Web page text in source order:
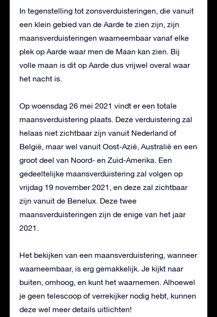
In tegenstelling tot zonsverduisteringen, die vanuit
een klein gebied van de Aarde te zien zijn, zijn
maansverduisteringen waarneembaar vanaf elke
plek op Aarde waar men de Maan kan zien. Bij
volle maan is dit op Aarde dus vrijwel overal waar
het nacht is.
Op woensdag 26 mei 2021 vindt er een totale
maansverduistering plaats. Deze verduistering zal
helaas niet zichtbaar zijn vanuit Nederland of
België, maar wel vanuit Oost-Azië, Australië en een
groot deel van Noord- en Zuid-Amerika. Een
gedeeltelijke maansverduistering zal volgen op
vrijdag 19 november 2021, en deze zal zichtbaar
zijn vanuit de Benelux. Deze twee
maansverduisteringen zijn de enige van het jaar
2021.
Het bekijken van een maansverduistering, wanneer
waarneembaar, is erg gemakkelijk. Je kijkt naar
buiten, omhoog, en kunt het waarnemen. Alhoewel
je geen telescoop of verrekijker nodig hebt, kunnen
deze wel meer details uitlichten!